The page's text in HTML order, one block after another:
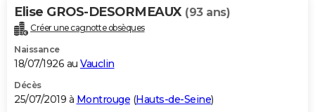
Elise GROS-DESORMEAUX (93 ans)
Créer une cagnotte obsèques
Naissance
18/07/1926 au Vauclin
Décès
25/07/2019 à Montrouge (Hauts-de-Seine)